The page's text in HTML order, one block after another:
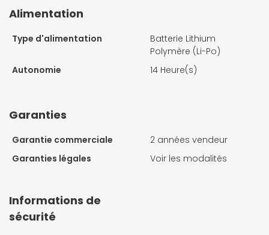
Alimentation
Type d'alimentation
Batterie Lithium
Polymère (Li-Po)
Autonomie
14 Heure(s)
Garanties
Garantie commerciale
2 années vendeur
Garanties légales
Voir les modalités
Informations de
sécurité